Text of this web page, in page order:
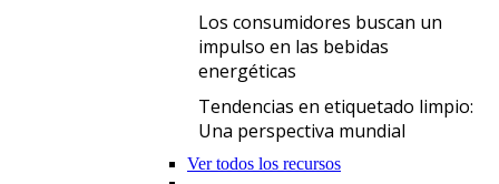
Los consumidores buscan un
impulso en las bebidas
energéticas
Tendencias en etiquetado limpio:
Una perspectiva mundial
Ver todos los recursos